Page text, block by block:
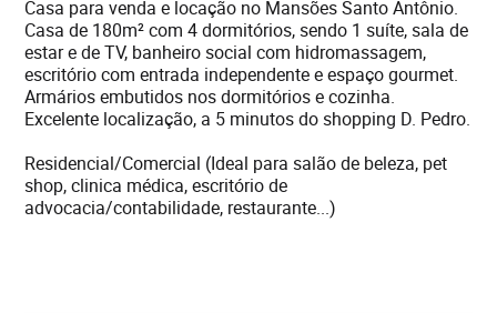
Casa para venda e locação no Mansões Santo Antônio.
Casa de 180m² com 4 dormitórios, sendo 1 suíte, sala de
estar e de TV, banheiro social com hidromassagem,
escritório com entrada independente e espaço gourmet.
Armários embutidos nos dormitórios e cozinha.
Excelente localização, a 5 minutos do shopping D. Pedro.
Residencial/Comercial (Ideal para salão de beleza, pet
shop, clinica médica, escritório de
advocacia/contabilidade, restaurante...)